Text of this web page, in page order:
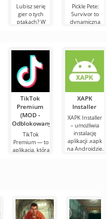
Lubisz serię
gier o tych
ptakach? W
z epickimi
ulubionymi
Pickle Pete:
Survivor to
dynamiczna
od pierwszych
sekund
TikTok
Premium
(MOD -
Odblokowany)
TikTok
Premium — to
aplikacja, która
XAPK
Installer
XAPK Installer
– umożliwia
instalację
aplikacji .xapk
na Androidzie.